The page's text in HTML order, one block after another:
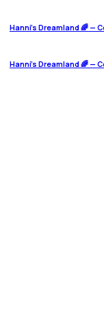
🎀 Hanni's Dreamland 🌈
🎀 Hanni's Dreamland 🌈